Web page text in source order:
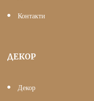
Контакти
ДЕКОР
Декор